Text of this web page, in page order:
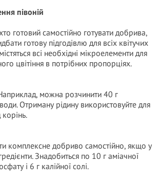
півоній
готовий самостійно готувати добрива,
готову підгодівлю для всіх квітучих
всі необхідні мікроелементи для
цвітіння в потрібних пропорціях.
можна розчинити 40 г
Отриману рідину використовуйте для
корінь.
комплексне добриво самостійно, якщо у
Знадобиться по 10 г аміачної
і 6 г калійної солі.